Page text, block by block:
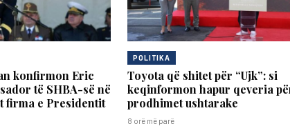
konfirmon Eric
të SHBA-së në
firma e Presidentit
POLITIKA
Toyota që shitet për “Ujk”: si
keqinformon hapur qeveria
prodhimet ushtarake
8 orë më parë